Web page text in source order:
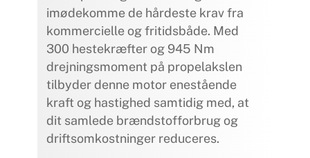
imødekomme de hårdeste krav fra
kommercielle og fritidsbåde. Med
300 hestekræfter og 945 Nm
drejningsmoment på propelakslen
tilbyder denne motor enestående
kraft og hastighed samtidig med, at
dit samlede brændstofforbrug og
driftsomkostninger reduceres.